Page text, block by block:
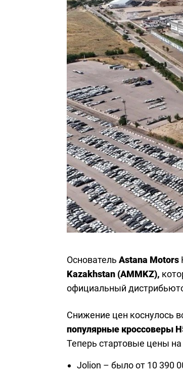
Основатель Astana Motors
Kazakhstan (AMMKZ),
официальный
Снижение цен коснулось
популярные кроссоверы
Теперь стартовые цены
Jolion – было от 10 390